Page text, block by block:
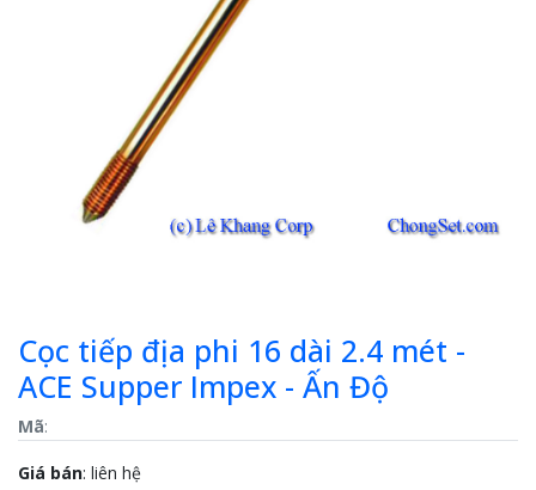
Cọc tiếp địa phi 16 dài 2.4 mét -
ACE Supper Impex - Ấn Độ
Mã:
Giá bán: liên hệ